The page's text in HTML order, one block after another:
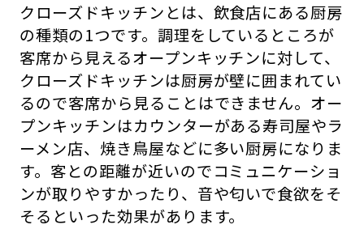
クローズドキッチンとは、飲食店にある厨房
の種類の1つです。調理をしているところが
客席から見えるオープンキッチンに対して、
クローズドキッチンは厨房が壁に囲まれてい
るので客席から見ることはできません。オー
プンキッチンはカウンターがある寿司屋やラ
ーメン店、焼き鳥屋などに多い厨房になりま
す。客との距離が近いのでコミュニケーショ
ンが取りやすかったり、音や匂いで食欲をそ
そるといった効果があります。